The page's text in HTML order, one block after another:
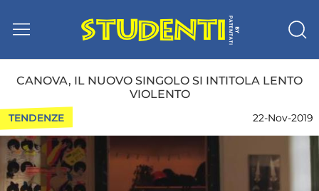
CANOVA, IL NUOVO SINGOLO SI INTITOLA LENTO
VIOLENTO
TENDENZE 22-Nov-2019